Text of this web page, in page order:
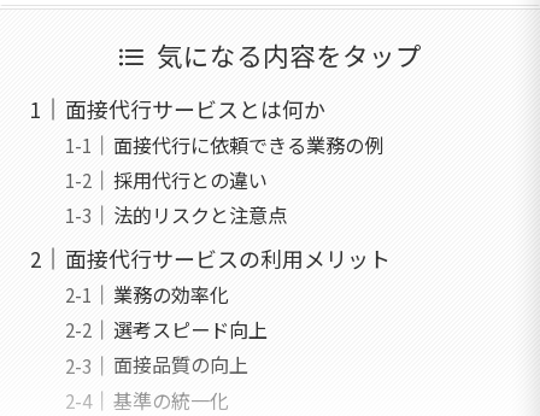
気になる内容をタップ
面接代行サービスとは何か
面接代行に依頼できる業務の例
採用代行との違い
法的リスクと注意点
面接代行サービスの利用メリット
業務の効率化
選考スピード向上
面接品質の向上
基準の統一化